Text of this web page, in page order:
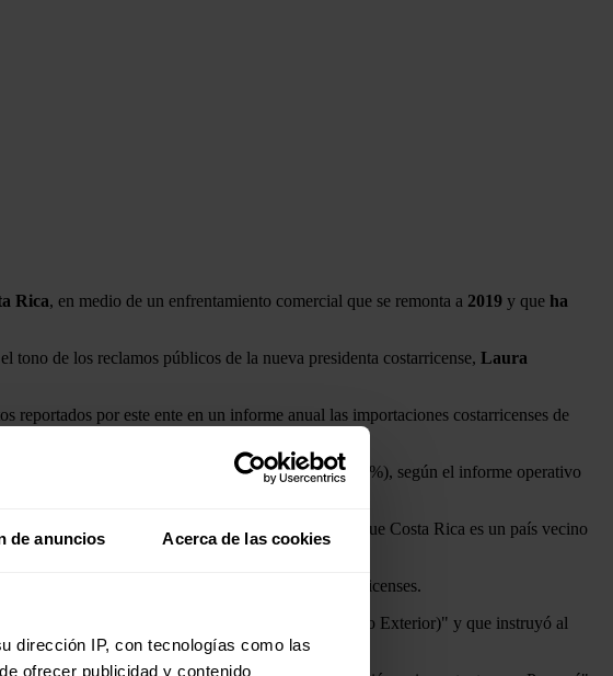
de anuncios Acerca de las cookies
dirección IP, con tecnologías como las
ofrecer publicidad y contenido
Rica, en medio de un enfrentamiento comercial que se remonta a 2019 y que ha
de los reclamos públicos de la nueva presidenta costarricense, Laura
por este ente en un informe anual las importaciones costarricenses de
seguido de
(29,9%) yPanamá(11%), según el informe operativo
diplomática, explicó el presidente, que resaltó que Costa Rica es un país vecino
que ver o tocar" a esta relación bilateral.
aplica Panamá a una serie de productos costarricenses.
de negociación de Comex (Ministerio de Comercio Exterior)" y que instruyó al
no precisó más en ese sentido.